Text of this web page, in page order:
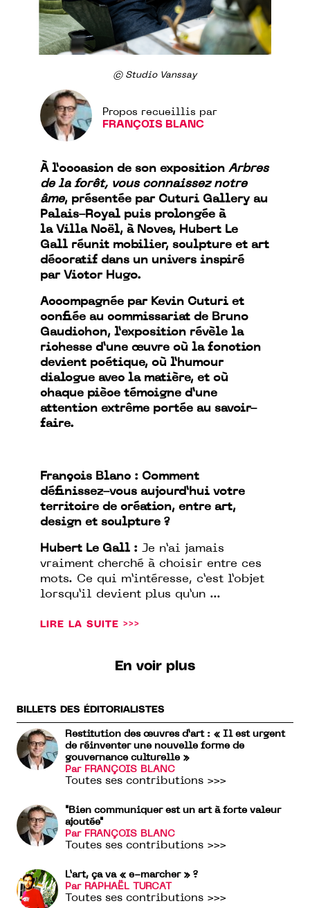
© Studio Vanssay
Propos recueillis par
FRANÇOIS BLANC
À l’occasion de son exposition Arbres
de la forêt, vous connaissez notre
âme, présentée par Cuturi Gallery au
Palais-Royal puis prolongée à
la Villa Noël, à Noves, Hubert Le
Gall réunit mobilier, sculpture et art
décoratif dans un univers inspiré
par Victor Hugo.
Accompagnée par Kevin Cuturi et
confiée au commissariat de Bruno
Gaudichon, l’exposition révèle la
richesse d’une œuvre où la fonction
devient poétique, où l’humour
dialogue avec la matière, et où
chaque pièce témoigne d’une
attention extrême portée au savoir-
faire.
François Blanc : Comment
définissez-vous aujourd’hui votre
territoire de création, entre art,
design et sculpture ?
Hubert Le Gall : Je n’ai jamais
vraiment cherché à choisir entre ces
mots. Ce qui m’intéresse, c’est l’objet
lorsqu’il devient plus qu’un ...
LIRE LA SUITE >>>
En voir plus
BILLETS DES ÉDITORIALISTES
Restitution des œuvres d’art : « Il est urgent
de réinventer une nouvelle forme de
gouvernance culturelle »
Par FRANÇOIS BLANC
Toutes ses contributions >>>
"Bien communiquer est un art à forte valeur
ajoutée"
Par FRANÇOIS BLANC
Toutes ses contributions >>>
L’art, ça va « e-marcher » ?
Par RAPHAËL TURCAT
Toutes ses contributions >>>